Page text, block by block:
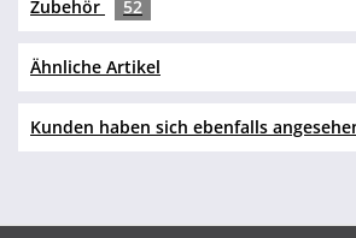
Zubehör 52
Ähnliche Artikel
Kunden haben sich ebenfalls